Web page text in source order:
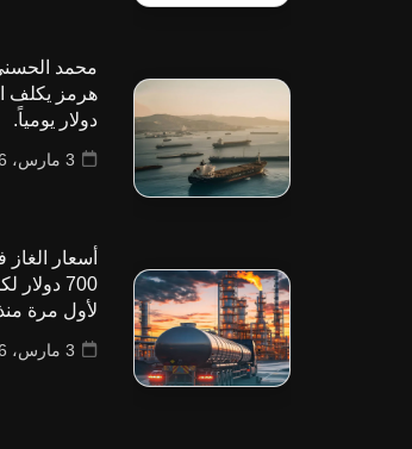
محمد
دولار يومياً.
3 مارس، 2026
أسعار الغاز
700
لأول مرة منذ
3 مارس، 2026